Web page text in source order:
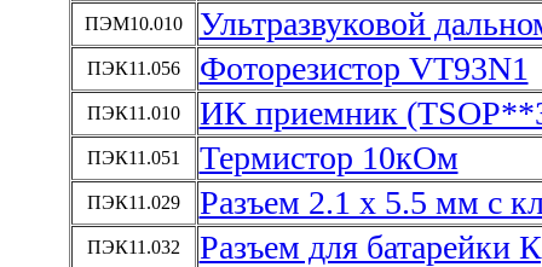
ПЭМ10.010 Ультразвуковой
ПЭК11.056 Фоторезистор VT93N1
ПЭК11.010 ИК приемник
ПЭК11.051 Термистор 10кОм
ПЭК11.029 Разъем 2.1 х 5.5 мм с
ПЭК11.032 Разъем для батарейки